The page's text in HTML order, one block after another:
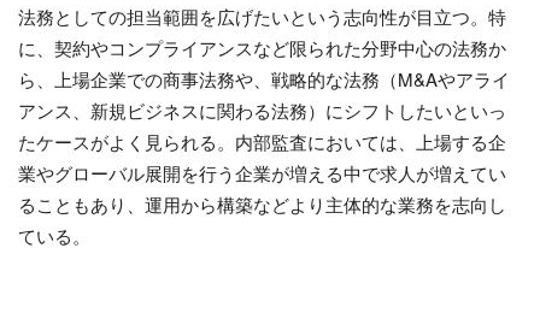
法務としての担当範囲を広げたいという志向性が目立つ。特
に、契約やコンプライアンスなど限られた分野中心の法務か
ら、上場企業での商事法務や、戦略的な法務（M&Aやアライ
アンス、新規ビジネスに関わる法務）にシフトしたいといっ
たケースがよく見られる。内部監査においては、上場する企
業やグローバル展開を行う企業が増える中で求人が増えてい
ることもあり、運用から構築などより主体的な業務を志向し
ている。